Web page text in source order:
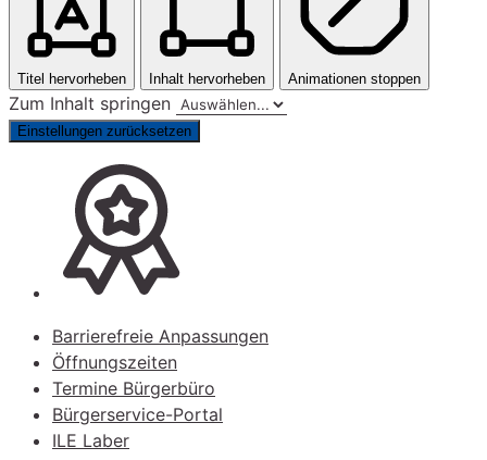
Titel hervorheben Inhalt hervorheben Animationen stoppen
Zum Inhalt springen
Einstellungen zurücksetzen
Barrierefreie Anpassungen
Öffnungszeiten
Termine Bürgerbüro
Bürgerservice-Portal
ILE Laber